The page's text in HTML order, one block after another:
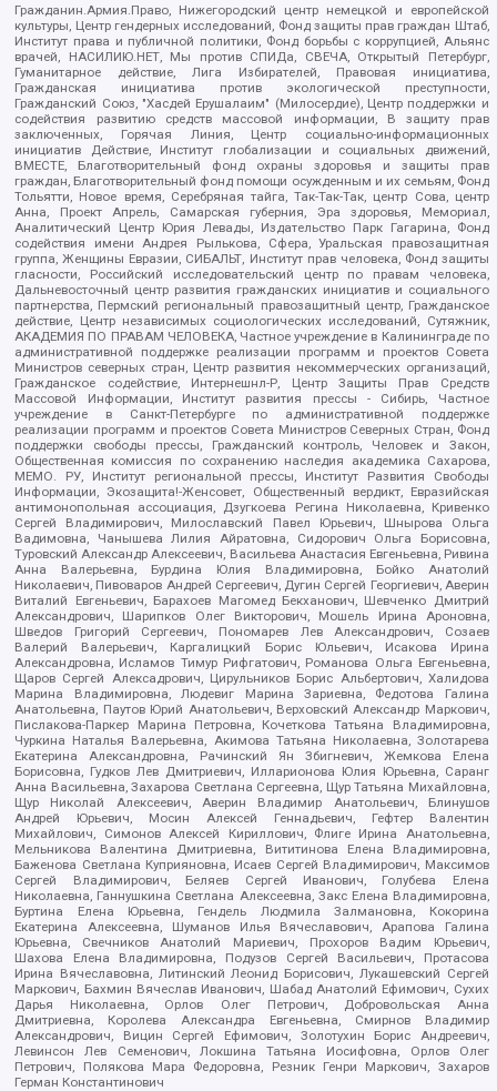
Гражданин.Армия.Право, Нижегородский центр немецкой и европейской
культуры, Центр гендерных исследований, Фонд защиты прав граждан Штаб,
Институт права и публичной политики, Фонд борьбы с коррупцией, Альянс
врачей, НАСИЛИЮ.НЕТ, Мы против СПИДа, СВЕЧА, Открытый Петербург,
Гуманитарное действие, Лига Избирателей, Правовая инициатива,
Гражданская инициатива против экологической преступности,
Гражданский Союз, "Хасдей Ерушалаим" (Милосердие), Центр поддержки и
содействия развитию средств массовой информации, В защиту прав
заключенных, Горячая Линия, Центр социально-информационных
инициатив Действие, Институт глобализации и социальных движений,
ВМЕСТЕ, Благотворительный фонд охраны здоровья и защиты прав
граждан, Благотворительный фонд помощи осужденным и их семьям, Фонд
Тольятти, Новое время, Серебряная тайга, Так-Так-Так, центр Сова, центр
Анна, Проект Апрель, Самарская губерния, Эра здоровья, Мемориал,
Аналитический Центр Юрия Левады, Издательство Парк Гагарина, Фонд
содействия имени Андрея Рылькова, Сфера, Уральская правозащитная
группа, Женщины Евразии, СИБАЛЬТ, Институт прав человека, Фонд защиты
гласности, Российский исследовательский центр по правам человека,
Дальневосточный центр развития гражданских инициатив и социального
партнерства, Пермский региональный правозащитный центр, Гражданское
действие, Центр независимых социологических исследований, Сутяжник,
АКАДЕМИЯ ПО ПРАВАМ ЧЕЛОВЕКА, Частное учреждение в Калининграде по
административной поддержке реализации программ и проектов Совета
Министров северных стран, Центр развития некоммерческих организаций,
Гражданское содействие, Интернешнл-Р, Центр Защиты Прав Средств
Массовой Информации, Институт развития прессы - Сибирь, Частное
учреждение в Санкт-Петербурге по административной поддержке
реализации программ и проектов Совета Министров Северных Стран, Фонд
поддержки свободы прессы, Гражданский контроль, Человек и Закон,
Общественная комиссия по сохранению наследия академика Сахарова,
МЕМО. РУ, Институт региональной прессы, Институт Развития Свободы
Информации, Экозащита!-Женсовет, Общественный вердикт, Евразийская
антимонопольная ассоциация, Дзугкоева Регина Николаевна, Кривенко
Сергей Владимирович, Милославский Павел Юрьевич, Шнырова Ольга
Вадимовна, Чанышева Лилия Айратовна, Сидорович Ольга Борисовна,
Туровский Александр Алексеевич, Васильева Анастасия Евгеньевна, Ривина
Анна Валерьевна, Бурдина Юлия Владимировна, Бойко Анатолий
Николаевич, Пивоваров Андрей Сергеевич, Дугин Сергей Георгиевич, Аверин
Виталий Евгеньевич, Барахоев Магомед Бекханович, Шевченко Дмитрий
Александрович, Шарипков Олег Викторович, Мошель Ирина Ароновна,
Шведов Григорий Сергеевич, Пономарев Лев Александрович, Созаев
Валерий Валерьевич, Каргалицкий Борис Юльевич, Исакова Ирина
Александровна, Исламов Тимур Рифгатович, Романова Ольга Евгеньевна,
Щаров Сергей Алексадрович, Цирульников Борис Альбертович, Халидова
Марина Владимировна, Людевиг Марина Зариевна, Федотова Галина
Анатольевна, Паутов Юрий Анатольевич, Верховский Александр Маркович,
Пислакова-Паркер Марина Петровна, Кочеткова Татьяна Владимировна,
Чуркина Наталья Валерьевна, Акимова Татьяна Николаевна, Золотарева
Екатерина Александровна, Рачинский Ян Збигневич, Жемкова Елена
Борисовна, Гудков Лев Дмитриевич, Илларионова Юлия Юрьевна, Саранг
Анна Васильевна, Захарова Светлана Сергеевна, Щур Татьяна Михайловна,
Щур Николай Алексеевич, Аверин Владимир Анатольевич, Блинушов
Андрей Юрьевич, Мосин Алексей Геннадьевич, Гефтер Валентин
Михайлович, Симонов Алексей Кириллович, Флиге Ирина Анатольевна,
Мельникова Валентина Дмитриевна, Вититинова Елена Владимировна,
Баженова Светлана Куприяновна, Исаев Сергей Владимирович, Максимов
Сергей Владимирович, Беляев Сергей Иванович, Голубева Елена
Николаевна, Ганнушкина Светлана Алексеевна, Закс Елена Владимировна,
Буртина Елена Юрьевна, Гендель Людмила Залмановна, Кокорина
Екатерина Алексеевна, Шуманов Илья Вячеславович, Арапова Галина
Юрьевна, Свечников Анатолий Мариевич, Прохоров Вадим Юрьевич,
Шахова Елена Владимировна, Подузов Сергей Васильевич, Протасова
Ирина Вячеславовна, Литинский Леонид Борисович, Лукашевский Сергей
Маркович, Бахмин Вячеслав Иванович, Шабад Анатолий Ефимович, Сухих
Дарья Николаевна, Орлов Олег Петрович, Добровольская Анна
Дмитриевна, Королева Александра Евгеньевна, Смирнов Владимир
Александрович, Вицин Сергей Ефимович, Золотухин Борис Андреевич,
Левинсон Лев Семенович, Локшина Татьяна Иосифовна, Орлов Олег
Петрович, Полякова Мара Федоровна, Резник Генри Маркович, Захаров
Герман Константинович